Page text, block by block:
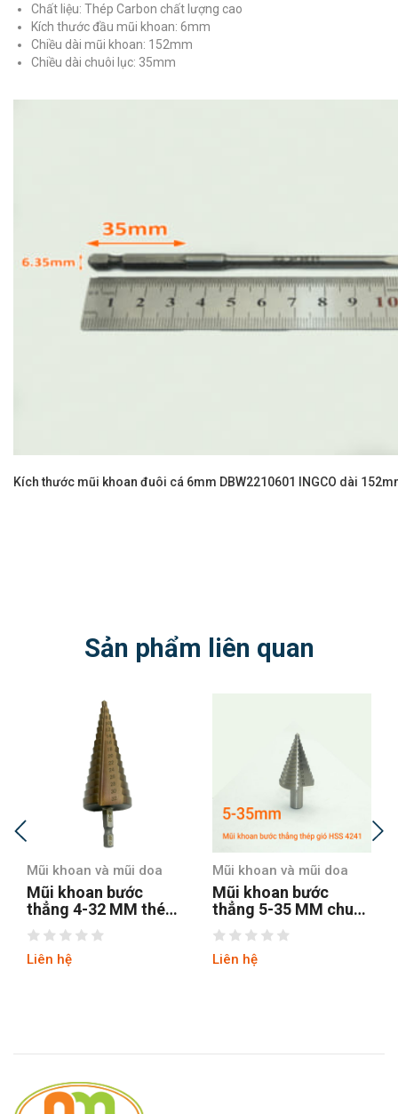
Chất liệu: Thép Carbon chất lượng cao
Kích thước đầu mũi khoan: 6mm
Chiều dài mũi khoan: 152mm
Chiều dài chuôi lục: 35mm
Kích thước mũi khoan đuôi cá 6mm DBW2210601 INGCO dài
Sản phẩm liên quan
Mũi khoan và mũi doa
Mũi khoan bước
thẳng 4-32 MM thép
gió M35 chuôi lục
Liên hệ
Mũi khoan và mũi doa
Mũi khoan bước
thẳng 5-35 MM chuôi
tròn
Liên hệ